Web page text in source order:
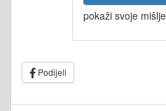
pokaži svoje
Podijeli